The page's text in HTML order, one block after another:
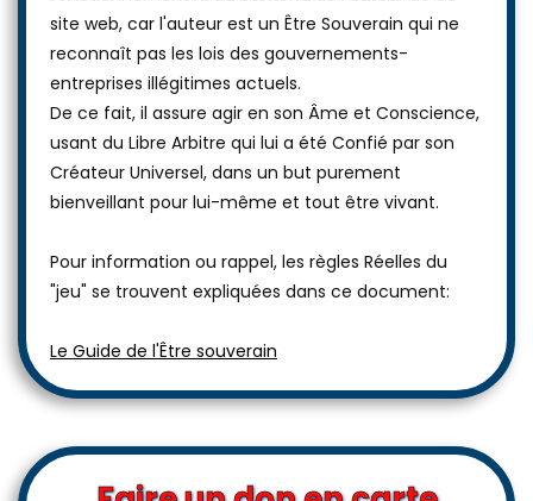
site web, car l'auteur est un Être Souverain qui ne
reconnaît pas les lois des gouvernements-
entreprises illégitimes actuels.
De ce fait, il assure agir en son Âme et Conscience,
usant du Libre Arbitre qui lui a été Confié par son
Créateur Universel, dans un but purement
bienveillant pour lui-même et tout être vivant.
Pour information ou rappel, les règles Réelles du
"jeu" se trouvent expliquées dans ce document:
Le Guide de l'Être souverain